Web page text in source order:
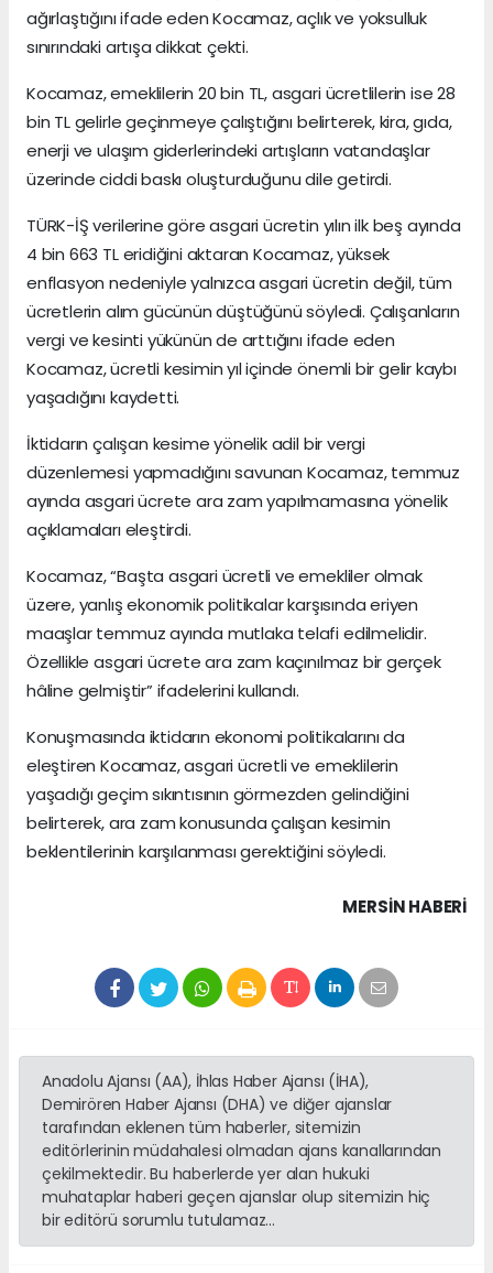
ağırlaştığını ifade eden Kocamaz, açlık ve yoksulluk
sınırındaki artışa dikkat çekti.
Kocamaz, emeklilerin 20 bin TL, asgari ücretlilerin ise 28
bin TL gelirle geçinmeye çalıştığını belirterek, kira, gıda,
enerji ve ulaşım giderlerindeki artışların vatandaşlar
üzerinde ciddi baskı oluşturduğunu dile getirdi.
TÜRK-İŞ verilerine göre asgari ücretin yılın ilk beş ayında
4 bin 663 TL eridiğini aktaran Kocamaz, yüksek
enflasyon nedeniyle yalnızca asgari ücretin değil, tüm
ücretlerin alım gücünün düştüğünü söyledi. Çalışanların
vergi ve kesinti yükünün de arttığını ifade eden
Kocamaz, ücretli kesimin yıl içinde önemli bir gelir kaybı
yaşadığını kaydetti.
İktidarın çalışan kesime yönelik adil bir vergi
düzenlemesi yapmadığını savunan Kocamaz, temmuz
ayında asgari ücrete ara zam yapılmamasına yönelik
açıklamaları eleştirdi.
Kocamaz, “Başta asgari ücretli ve emekliler olmak
üzere, yanlış ekonomik politikalar karşısında eriyen
maaşlar temmuz ayında mutlaka telafi edilmelidir.
Özellikle asgari ücrete ara zam kaçınılmaz bir gerçek
hâline gelmiştir” ifadelerini kullandı.
Konuşmasında iktidarın ekonomi politikalarını da
eleştiren Kocamaz, asgari ücretli ve emeklilerin
yaşadığı geçim sıkıntısının görmezden gelindiğini
belirterek, ara zam konusunda çalışan kesimin
beklentilerinin karşılanması gerektiğini söyledi.
MERSIN HABERİ
Anadolu Ajansı (AA), İhlas Haber Ajansı (İHA),
Demirören Haber Ajansı (DHA) ve diğer ajanslar
tarafından eklenen tüm haberler, sitemizin
editörlerinin müdahalesi olmadan ajans kanallarından
çekilmektedir. Bu haberlerde yer alan hukuki
muhataplar haberi geçen ajanslar olup sitemizin hiç
bir editörü sorumlu tutulamaz...